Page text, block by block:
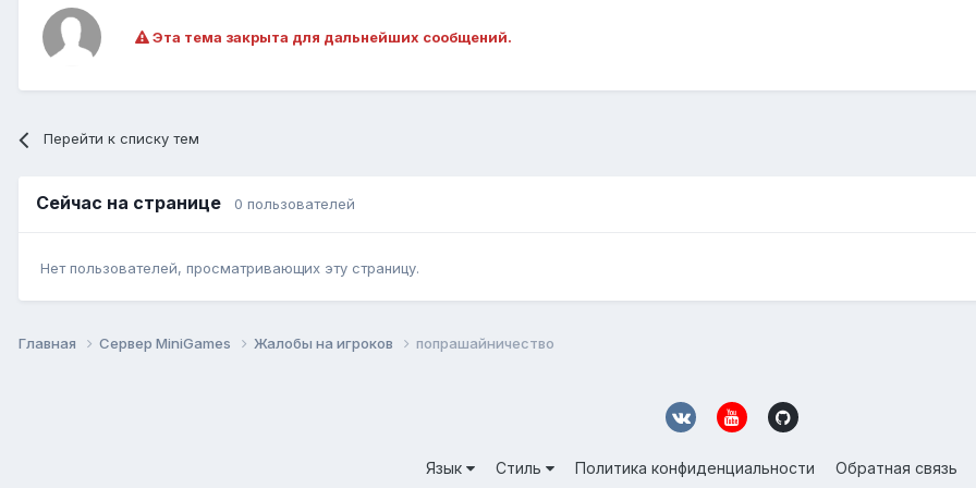
Эта тема закрыта для дальнейших сообщений.
Перейти к списку тем
Сейчас на странице 0 пользователей
Нет пользователей, просматривающих эту страницу.
Главная Сервер MiniGames Жалобы на игроков попрашайничество
Язык Стиль Политика конфиденциальности Обратная связь